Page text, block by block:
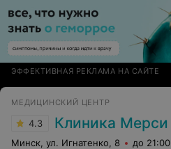
ЭФФЕКТИВНАЯ РЕКЛАМА НА САЙТЕ
МЕДИЦИНСКИЙ ЦЕНТР
4.3 Клиника Мерси
Минск, ул. Игнатенко, 8 до 21:00